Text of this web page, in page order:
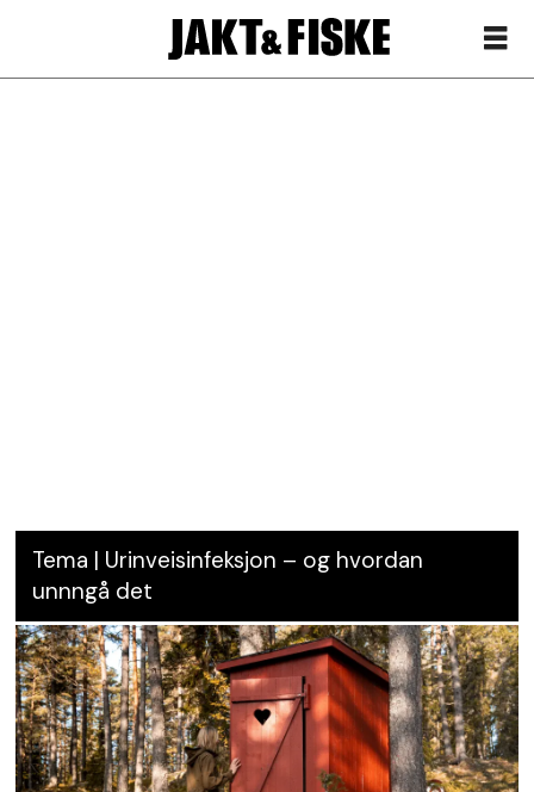
Tema | Urinveisinfeksjon – og hvordan
unnngå det